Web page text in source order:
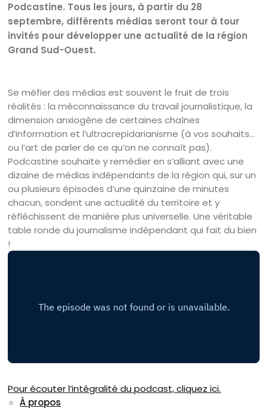
Podcastine. Tous les jours, à partir du 28
septembre, différents médias seront tour à tour
invités pour développer une actualité de la région
Grand Sud-Ouest.
Se méfier des médias est souvent le fruit de trois
réalités : la méconnaissance du travail journalistique, la
dimension anxiogène de certaines chaînes
d’information et l’ultracrepidarianisme (à vos souhaits…
ou l’art de parler de ce qu’on ne connaît pas).
Podcastine souhaite y remédier en s’alliant avec une
dizaine de médias indépendants de la région qui, sur un
ou plusieurs épisodes d’une quinzaine de minutes
chacun, sondent une actualité du territoire et y
réfléchissent de manière plus universelle. Une véritable
table ronde du journalisme indépendant qui fait du bien
!
Pour écouter l’intégralité du podcast, cliquez ici.
À propos